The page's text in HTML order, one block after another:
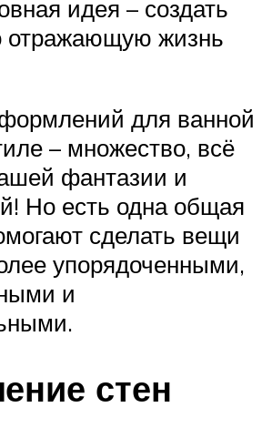
идея – создать
отражающую жизнь
для ванной
– множество, всё
фантазии и
Но есть одна общая
сделать вещи
упорядоченными,
и
стен